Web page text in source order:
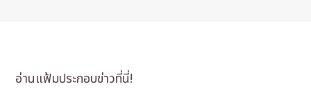
อ่านแฟ้มประกอบข่าวที่นี่!